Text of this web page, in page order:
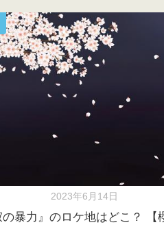
2023年6月14日
の暴力』のロケ地はどこ？ 【